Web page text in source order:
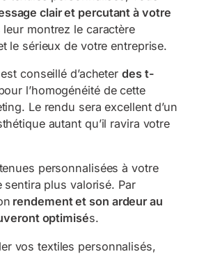
clair et percutant à votre
leur montrez le caractère
le sérieux de votre entreprise.
conseillé d’acheter des t-
l’homogénéité de cette
Le rendu sera excellent d’un
autant qu’il ravira votre
personnalisées à votre
sentira plus valorisé. Par
rendement et son ardeur au
optimisés.
vos textiles personnalisés,